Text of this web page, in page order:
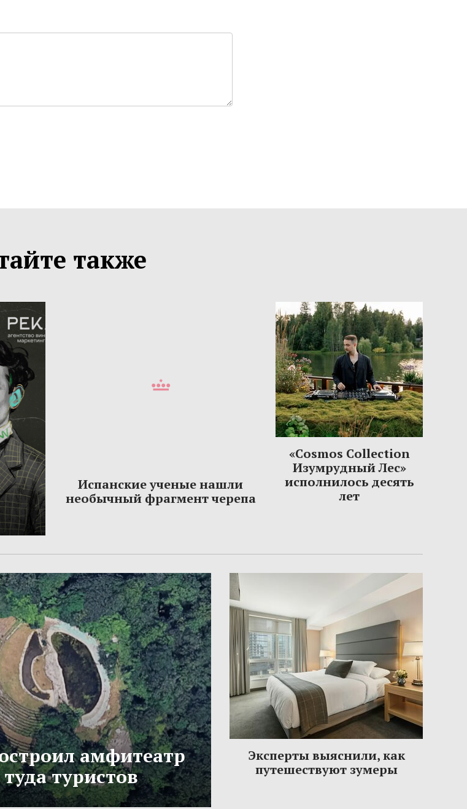
также
Испанские ученые нашли
необычный фрагмент черепа
«Cosmos Collection
Изумрудный Лес»
исполнилось десять
лет
амфитеатр
туристов
Эксперты выяснили, как
путешествуют зумеры